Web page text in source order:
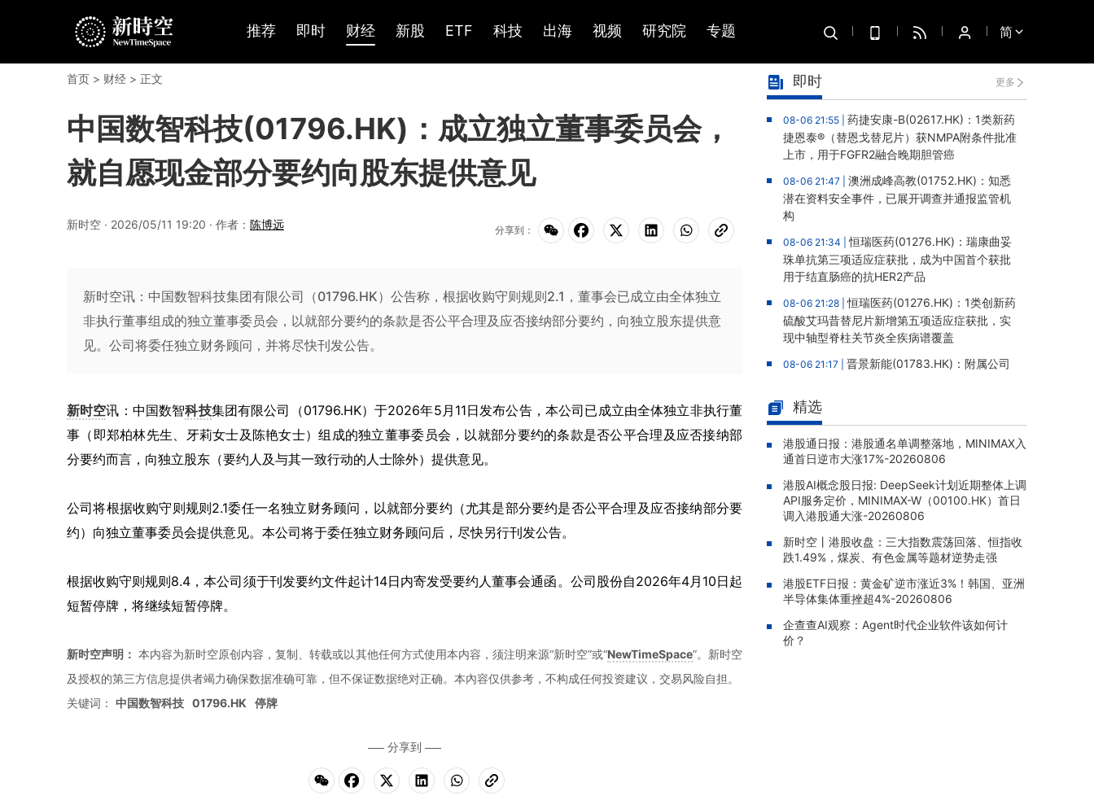
推荐 即时 财经 新股 ETF 科技 出海 视频 研究院 专题 简
首页 > 财经 > 正文
中国数智科技(01796.HK)：成立独立董事委员会，
就自愿现金部分要约向股东提供意见
新时空 · 2026/05/11 19:20 · 作者： 陈博远 分享到：
新时空讯：中国数智科技集团有限公司（01796.HK）公告称，根据收购守则规则2.1，董事会已成立由全体独立
非执行董事组成的独立董事委员会，以就部分要约的条款是否公平合理及应否接纳部分要约，向独立股东提供意
见。公司将委任独立财务顾问，并将尽快刊发公告。
新时空讯：中国数智科技集团有限公司（01796.HK）于2026年5月11日发布公告，本公司已成立由全体独立非执行董
事（即郑柏林先生、牙莉女士及陈艳女士）组成的独立董事委员会，以就部分要约的条款是否公平合理及应否接纳部
分要约而言，向独立股东（要约人及与其一致行动的人士除外）提供意见。
公司将根据收购守则规则2.1委任一名独立财务顾问，以就部分要约（尤其是部分要约是否公平合理及应否接纳部分要
约）向独立董事委员会提供意见。本公司将于委任独立财务顾问后，尽快另行刊发公告。
根据收购守则规则8.4，本公司须于刊发要约文件起计14日内寄发受要约人董事会通函。公司股份自2026年4月10日起
短暂停牌，将继续短暂停牌。
新时空声明： 本内容为新时空原创内容，复制、转载或以其他任何方式使用本内容，须注明来源“新时空”或“NewTimeSpace”。新时空
及授权的第三方信息提供者竭力确保数据准确可靠，但不保证数据绝对正确。本內容仅供参考，不构成任何投资建议，交易风险自担。
关键词： 中国数智科技 01796.HK 停牌
分享到
即时 更多
08-06 21:55 | 药捷安康-B(02617.HK)：1类新药
捷恩泰®（替恩戈替尼片）获NMPA附条件批准
上市，用于FGFR2融合晚期胆管癌
08-06 21:47 | 澳洲成峰高教(01752.HK)：知悉
潜在资料安全事件，已展开调查并通报监管机
构
08-06 21:34 |恒瑞医药(01276.HK)：瑞康曲妥
珠单抗第三项适应症获批，成为中国首个获批
用于结直肠癌的抗HER2产品
08-06 21:28 |恒瑞医药(01276.HK)：1类创新药
硫酸艾玛昔替尼片新增第五项适应症获批，实
现中轴型脊柱关节炎全疾病谱覆盖
08-06 21:17 | 晋景新能(01783.HK)：附属公司
要交易
08-06 20:03 |云想科技(02131.HK)：独立内部
监控跟进审查完成，补救措施已全部实施，股
份继续停牌
08-06 19:50 |四川百利天恒药业递表港交所，宜
泽康为全球首款获批双特异性ADC，15款临床
阶段候选药物在研
08-06 19:35 |太平洋航运(02343.HK)：2026年
中报股东应占溢利1.05亿美元，同比增加310.3
5%
08-06 19:33 | TOM集团(02383.HK)：2026年
中报股东应占亏损1.57亿港元，亏损同比扩大5
9.51%
精选
港股通日报：港股通名单调整落地，MINIMAX入
通首日逆市大涨17%-20260806
港股AI概念股日报: DeepSeek计划近期整体上调
API服务定价，MINIMAX-W（00100.HK）首日
调入港股通大涨-20260806
新时空丨港股收盘：三大指数震荡回落、恒指收
跌1.49%，煤炭、有色金属等题材逆势走强
港股ETF日报：黄金矿逆市涨近3%！韩国、亚洲
半导体集体重挫超4%-20260806
企查查AI观察：Agent时代企业软件该如何计
价？